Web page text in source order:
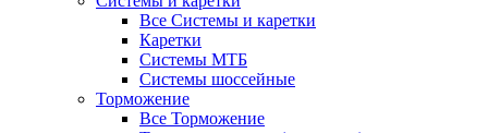
Все Системы и каретки
Каретки
Системы МТБ
Системы шоссейные
Торможение
Все Торможение